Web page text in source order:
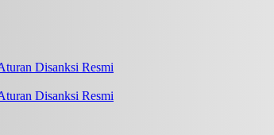
Disanksi Resmi